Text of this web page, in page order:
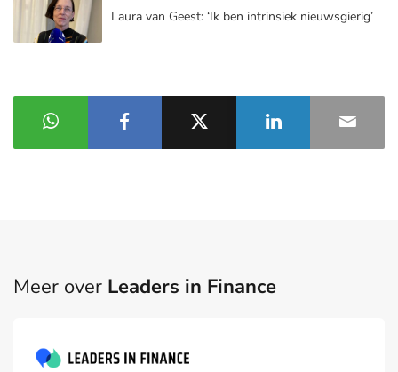
Laura van Geest: ‘Ik ben intrinsiek nieuwsgierig’
Meer over Leaders in Finance